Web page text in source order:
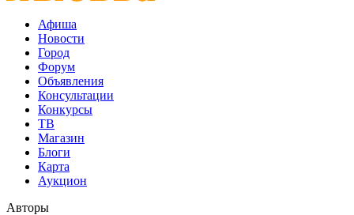
Афиша
Новости
Город
Форум
Объявления
Консультации
Конкурсы
ТВ
Магазин
Блоги
Карта
Аукцион
Авторы